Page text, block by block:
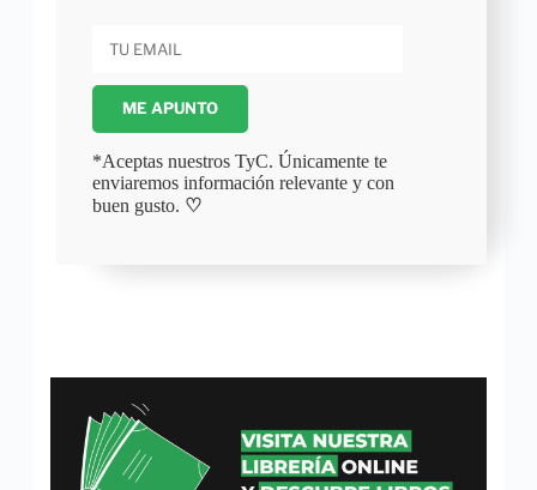
ME APUNTO
*Aceptas nuestros TyC. Únicamente te
enviaremos información relevante y con
buen gusto. ♡